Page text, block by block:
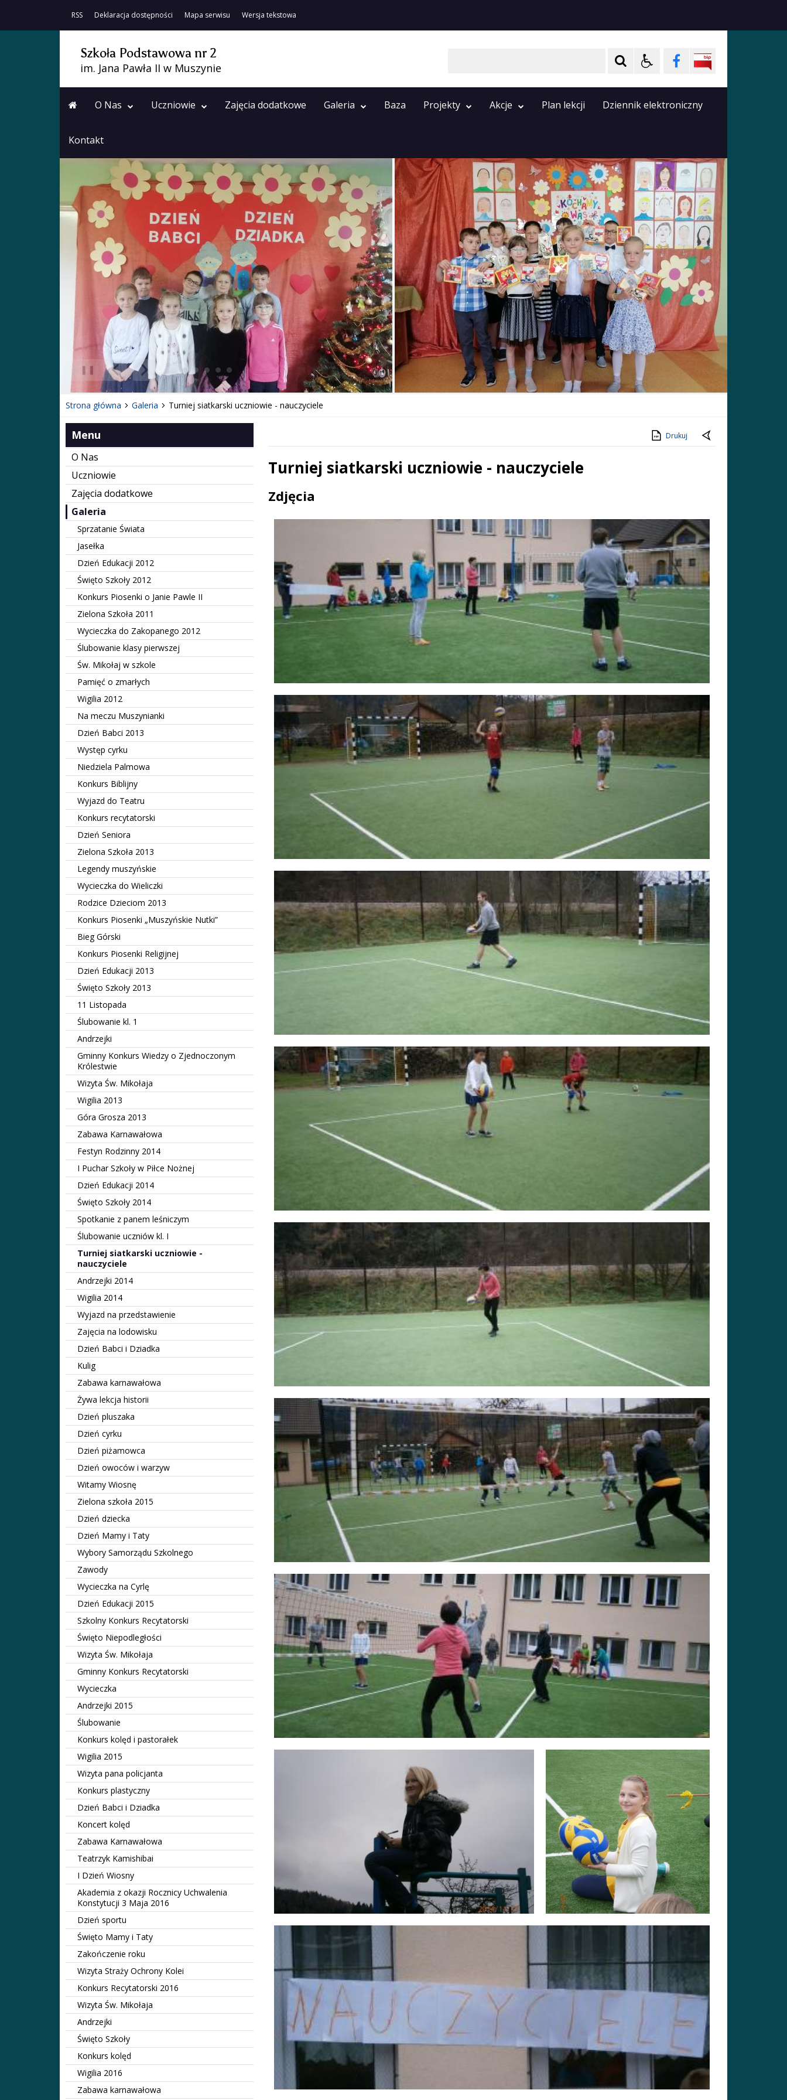
RSS Deklaracja dostępności Mapa serwisu Wersja tekstowa
Szkoła Podstawowa nr 2
im. Jana Pawła II w Muszynie
O Nas Uczniowie Zajęcia dodatkowe Galeria Baza Projekty Akcje Plan lekcji Dziennik elektroniczny
Kontakt
Poprzedni Element
Następny Element
❚❚
Strona główna Galeria Turniej siatkarski uczniowie - nauczyciele
Menu
O Nas
Uczniowie
Zajęcia dodatkowe
Galeria
Sprzatanie Świata
Jasełka
Dzień Edukacji 2012
Święto Szkoły 2012
Konkurs Piosenki o Janie Pawle II
Zielona Szkoła 2011
Wycieczka do Zakopanego 2012
Ślubowanie klasy pierwszej
Św. Mikołaj w szkole
Pamięć o zmarłych
Wigilia 2012
Na meczu Muszynianki
Dzień Babci 2013
Występ cyrku
Niedziela Palmowa
Konkurs Biblijny
Wyjazd do Teatru
Konkurs recytatorski
Dzień Seniora
Zielona Szkoła 2013
Legendy muszyńskie
Wycieczka do Wieliczki
Rodzice Dzieciom 2013
Konkurs Piosenki „Muszyńskie Nutki”
Bieg Górski
Konkurs Piosenki Religijnej
Dzień Edukacji 2013
Święto Szkoły 2013
11 Listopada
Ślubowanie kl. 1
Andrzejki
Gminny Konkurs Wiedzy o Zjednoczonym
Królestwie
Wizyta Św. Mikołaja
Wigilia 2013
Góra Grosza 2013
Zabawa Karnawałowa
Festyn Rodzinny 2014
I Puchar Szkoły w Piłce Nożnej
Dzień Edukacji 2014
Święto Szkoły 2014
Spotkanie z panem leśniczym
Ślubowanie uczniów kl. I
Turniej siatkarski uczniowie -
nauczyciele
Andrzejki 2014
Wigilia 2014
Wyjazd na przedstawienie
Zajęcia na lodowisku
Dzień Babci i Dziadka
Kulig
Zabawa karnawałowa
Żywa lekcja historii
Dzień pluszaka
Dzień cyrku
Dzień piżamowca
Dzień owoców i warzyw
Witamy Wiosnę
Zielona szkoła 2015
Dzień dziecka
Dzień Mamy i Taty
Wybory Samorządu Szkolnego
Zawody
Wycieczka na Cyrlę
Dzień Edukacji 2015
Szkolny Konkurs Recytatorski
Święto Niepodległości
Wizyta Św. Mikołaja
Gminny Konkurs Recytatorski
Wycieczka
Andrzejki 2015
Ślubowanie
Konkurs kolęd i pastorałek
Wigilia 2015
Wizyta pana policjanta
Konkurs plastyczny
Dzień Babci i Dziadka
Koncert kolęd
Zabawa Karnawałowa
Teatrzyk Kamishibai
I Dzień Wiosny
Akademia z okazji Rocznicy Uchwalenia
Konstytucji 3 Maja 2016
Dzień sportu
Święto Mamy i Taty
Zakończenie roku
Wizyta Straży Ochrony Kolei
Konkurs Recytatorski 2016
Wizyta Św. Mikołaja
Andrzejki
Święto Szkoły
Konkurs kolęd
Wigilia 2016
Zabawa karnawałowa
Drukuj
Turniej siatkarski uczniowie - nauczyciele
Treść
Zdjęcia